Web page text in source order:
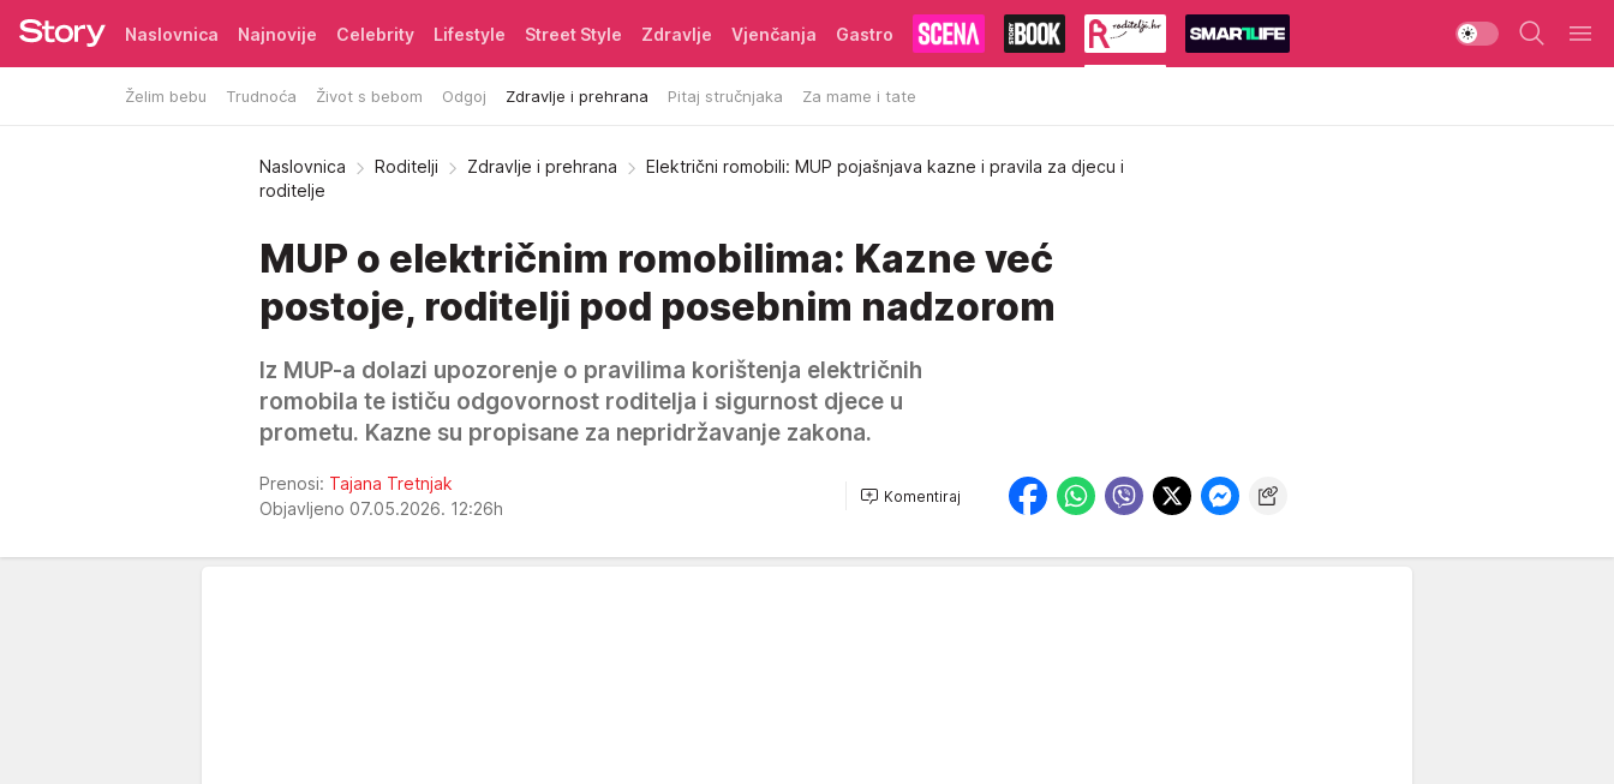
Naslovnica Najnovije Celebrity Lifestyle Street Style Zdravlje Vjenčanja Gastro
Želim bebu Trudnoća Život s bebom Odgoj Zdravlje i prehrana Pitaj stručnjaka Za mame i tate
Pretplata
Naslovnica Roditelji Zdravlje i prehrana
Električni romobili: MUP pojašnjava kazne i pravila za djecu i
roditelje
MUP o električnim romobilima: Kazne već
postoje, roditelji pod posebnim nadzorom
Iz MUP-a dolazi upozorenje o pravilima korištenja električnih
romobila te ističu odgovornost roditelja i sigurnost djece u
prometu. Kazne su propisane za nepridržavanje zakona.
Prenosi: Tajana Tretnjak
Objavljeno 07.05.2026. 12:26h
Komentiraj